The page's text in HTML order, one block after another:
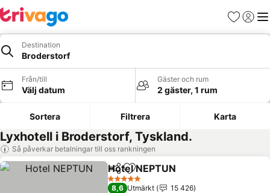
Favoriter
Logga
Destination
Broderstorf
Från/till
Välj datum
Gäster och rum
2 gäster, 1 rum
Sortera Filtrera Karta
Lyxhotell i Broderstorf, Tyskland.
Så påverkar betalningar till oss rankningen
Dela Lägg till i Mina Favoriter
Hotel NEPTUN
5 Stjärnor
8,6 Utmärkt
15 426